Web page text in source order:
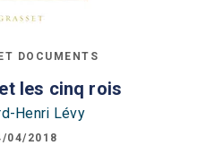
DOCUMENTS
les cinq rois
Henri Lévy
04/2018